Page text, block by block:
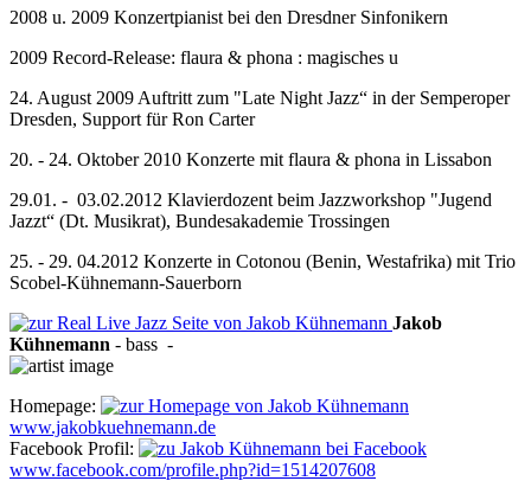
2008 u. 2009 Konzertpianist bei den Dresdner Sinfonikern
2009 Record-Release: flaura & phona : magisches u
24. August 2009 Auftritt zum "Late Night Jazz“ in der Semperoper
Dresden, Support für Ron Carter
20. - 24. Oktober 2010 Konzerte mit flaura & phona in Lissabon
29.01. - 03.02.2012 Klavierdozent beim Jazzworkshop "Jugend
Jazzt“ (Dt. Musikrat), Bundesakademie Trossingen
25. - 29. 04.2012 Konzerte in Cotonou (Benin, Westafrika) mit Trio
Scobel-Kühnemann-Sauerborn
Jakob
Kühnemann - bass -
Homepage:
www.jakobkuehnemann.de
Facebook Profil:
www.facebook.com/profile.php?id=1514207608